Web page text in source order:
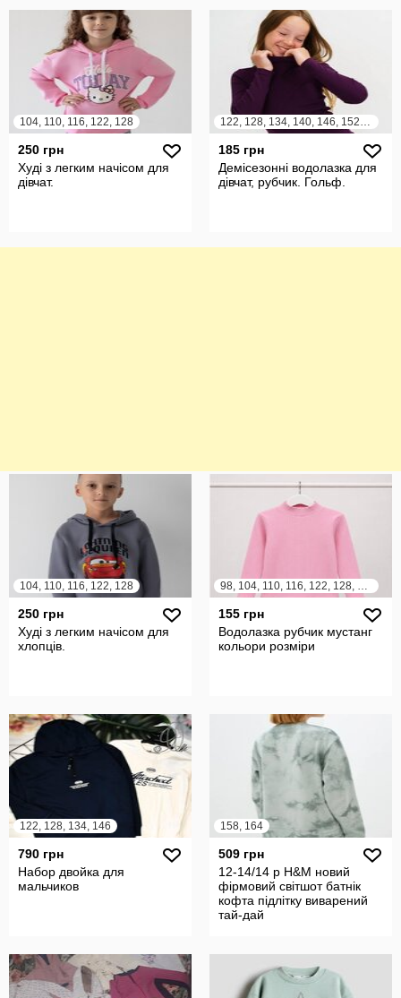
104, 110, 116, 122, 128
250 грн
Худі з легким начісом для
дівчат.
122, 128, 134, 140, 146, 152, 158, 164
185 грн
Демісезонні водолазка для
дівчат, рубчик. Гольф.
104, 110, 116, 122, 128
250 грн
Худі з легким начісом для
хлопців.
98, 104, 110, 116, 122, 128, 134, 140, 146, 152, 158
155 грн
Водолазка рубчик мустанг
кольори розміри
122, 128, 134, 146
790 грн
Набор двойка для
мальчиков
158, 164
509 грн
12-14/14 р H&M новий
фірмовий світшот батнік
кофта підлітку виварений
тай-дай